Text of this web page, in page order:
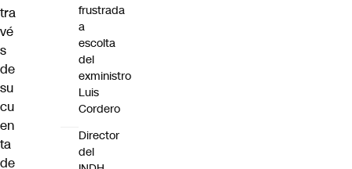
tra
vé
s
de
su
cu
en
ta
de
frustrada
a
escolta
del
exministro
Luis
Cordero
Director
del